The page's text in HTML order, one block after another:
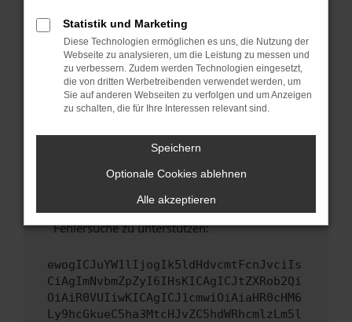
Betriebssystem auf dem neuesten Stand
sind.
Veraltete Software birgt nicht nur ein
Sicherheitsrisiko, sondern kann auch dazu
führen, dass bestimmte Funktionen nicht mehr
unterstützt werden.
Wende dich an den Webseitenbetreiber.
Wenn du alle oben genannten Schritte versucht
hast, kontaktiere uns bitte. Wir werden
versuchen, das Problem zu beheben. Du kannst
uns diesen Text schicken, um uns bei der
Fehlersuche zu unterstützen:
ewogICJuYW1lIjogIk5ldHdvcmtFcnJvciIs
CiAgImNvbmZpZyI6IHsKICAgICJtZXRob2Qi
OiAiR0VUIiwKICAgICJ1cmwiOiAiaHR0cHM6
Ly9hcGkueC5ha3MtcHJvZC5hdWRhcmlzLm5l
Statistik und Marketing
Diese Technologien ermöglichen es uns, die Nutzung der
Webseite zu analysieren, um die Leistung zu messen und
zu verbessern. Zudem werden Technologien eingesetzt,
die von dritten Werbetreibenden verwendet werden, um
Sie auf anderen Webseiten zu verfolgen und um Anzeigen
zu schalten, die für Ihre Interessen relevant sind.
Speichern
Optionale Cookies ablehnen
Alle akzeptieren